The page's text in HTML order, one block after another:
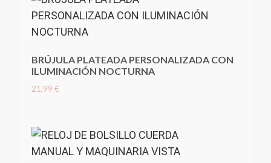
BRÚJULA PLATEADA PERSONALIZADA CON
ILUMINACIÓN NOCTURNA
21,99 €